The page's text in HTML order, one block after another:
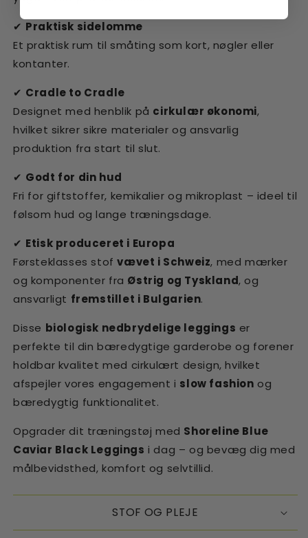
✔ Praktisk sidelomme
Et praktisk rum til småting som kort, nøgler eller
kontanter.
✔ Cradle to Cradle
Designet med henblik på cirkulær økonomi,
hvilket sikrer sikre materialer og ansvarlig
produktion fra start til slut.
✔ Godt for din hud
Fri for giftstoffer, kemikalier og mikroplast – ideel til
følsom hud og lange træningsdage.
✔ Etisk produceret i Europa
Førsteklasses stofvævet i Schweiz, med mærker
og komponenter fra Østrig og Tyskland, og
ansvarligt fremstillet i Bulgarien.
Disse biologisk nedbrydelige leggings er
perfekte til din bæredygtige garderobe og forener
holdbar kvalitet med cirkulært design, hvilket
afspejler vores engagement i slow fashion og
bæredygtig funktionalitet.
Opgrader dit træningstøj med Shoreline Blue
Caviar Black Leggings i dag – og bevæg dig med
målbevidsthed, komfort og selvtillid.
STOF OG PLEJE